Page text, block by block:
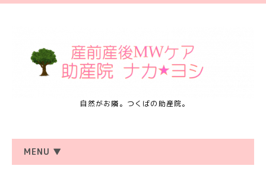
自然がお隣。つくばの助産院。
MENU ▼